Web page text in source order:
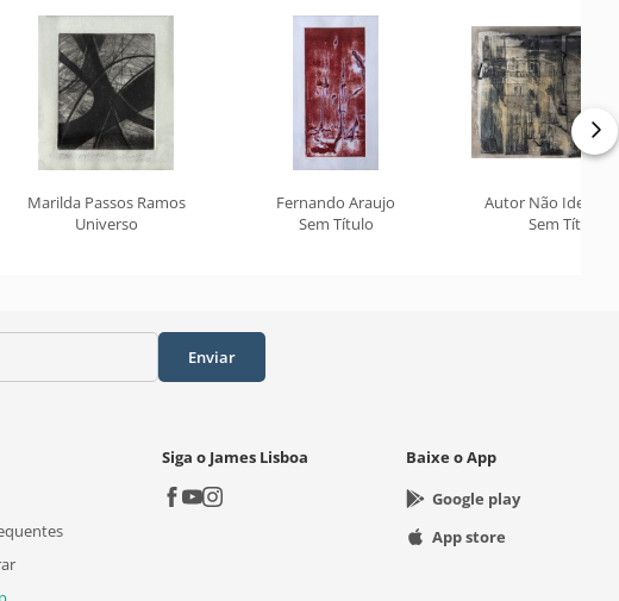
Marilda Passos Ramos
Universo
Fernando Araujo
Sem Título
Autor Não
Sem Título
Enviar
Siga o James Lisboa
Baixe o App
Google play
App store